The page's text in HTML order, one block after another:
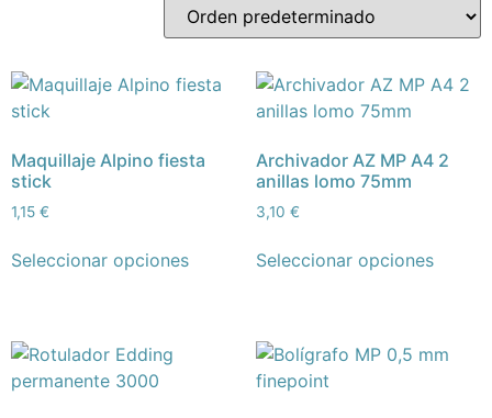
Maquillaje Alpino fiesta
stick
1,15 €
Seleccionar opciones
Archivador AZ MP A4 2
anillas lomo 75mm
3,10 €
Seleccionar opciones